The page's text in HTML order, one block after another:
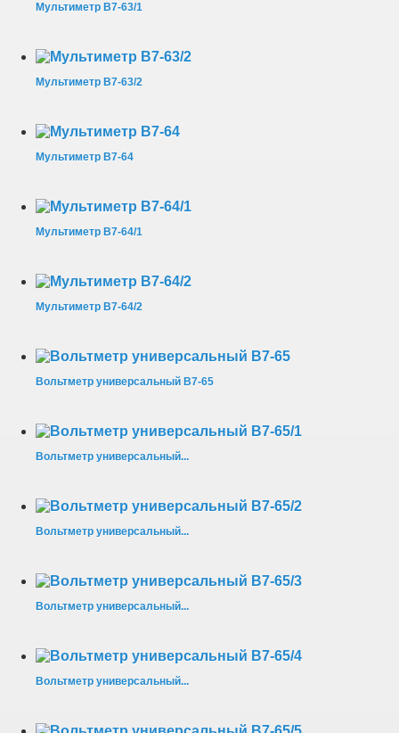
Мультиметр В7-63/1
Мультиметр В7-63/2
Мультиметр В7-64
Мультиметр В7-64/1
Мультиметр В7-64/2
Вольтметр универсальный В7-65
Вольтметр универсальный...
Вольтметр универсальный...
Вольтметр универсальный...
Вольтметр универсальный...